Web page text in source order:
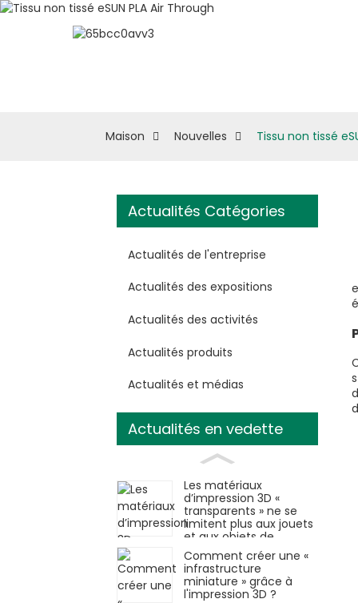
Maison Nouvelles Tissu non tissé
Actualités Catégories
Actualités de l'entreprise
Actualités des expositions
Actualités des activités
Actualités produits
Actualités et médias
Actualités en vedette
Les matériaux
d’impression 3D «
transparents » ne se
limitent plus aux jouets
et aux objets de
décoration.
Comment créer une «
infrastructure
miniature » grâce à
l'impression 3D ?